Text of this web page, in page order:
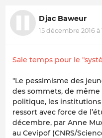
Djac Baweur
15 décembre 2016 à
Sale temps pour le
"Le pessimisme des
des sommets, de
politique, les
ressort avec force de
décembre, par Anne
au Cevipof (CNRS/